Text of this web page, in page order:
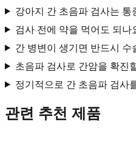
강아지 간 초음파 검사는 통
검사 전에 약을 먹어도 되나
간 병변이 생기면 반드시 수
초음파 검사로 간암을 확진
정기적으로 간 초음파 검사
관련 추천 제품